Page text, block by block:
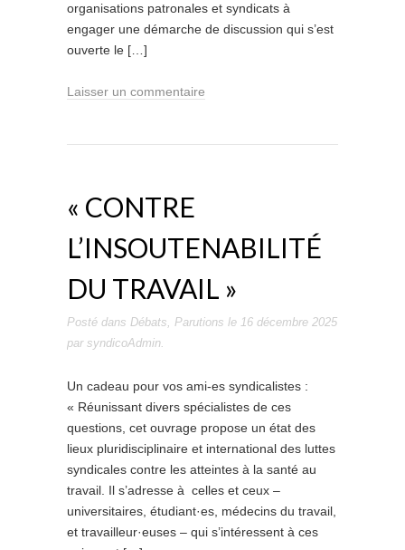
organisations patronales et syndicats à
engager une démarche de discussion qui s’est
ouverte le […]
Laisser un commentaire
« CONTRE
L’INSOUTENABILITÉ
DU TRAVAIL »
Posté dans Débats, Parutions le 16 décembre 2025
par syndicoAdmin.
Un cadeau pour vos ami-es syndicalistes :
« Réunissant divers spécialistes de ces
questions, cet ouvrage propose un état des
lieux pluridisciplinaire et international des luttes
syndicales contre les atteintes à la santé au
travail. Il s’adresse à celles et ceux –
universitaires, étudiant·es, médecins du travail,
et travailleur·euses – qui s’intéressent à ces